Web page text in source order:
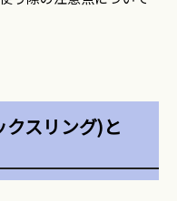
スリング)と